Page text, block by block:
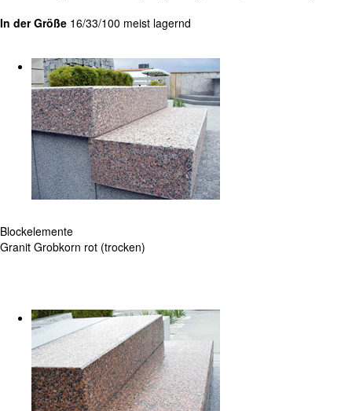
In der Größe 16/33/100 meist lagernd
Blockelemente
Granit Grobkorn rot (trocken)